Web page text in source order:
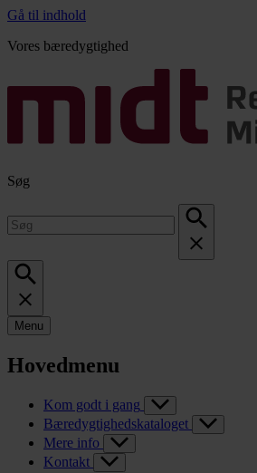
Gå til indhold
Vores bæredygtighed
Søg
Menu
Hovedmenu
Kom godt i gang
Bæredygtighedskataloget
Mere info
Kontakt